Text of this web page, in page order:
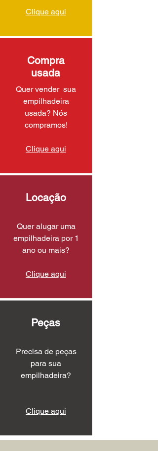
Clique aqui
Compra
usada
Quer vender sua
empilhadeira
usada? Nós
compramos!
Clique aqui
Locação
Quer alugar uma
empilhadeira por 1
ano ou mais?
Clique aqui
Peças
Precisa de peças
para sua
empilhadeira?
Clique aqui